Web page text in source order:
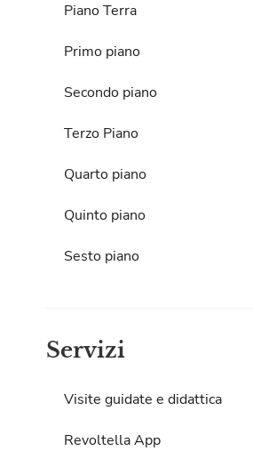
Piano Terra
Primo piano
Secondo piano
Terzo Piano
Quarto piano
Quinto piano
Sesto piano
Servizi
Visite guidate e didattica
Revoltella App